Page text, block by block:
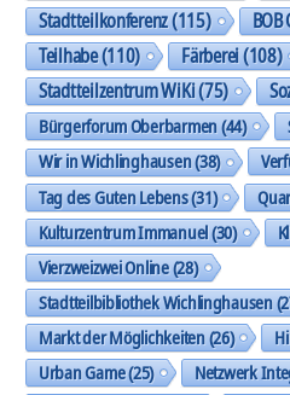
Stadtteilkonferenz(115) BOB
Teilhabe(110) Färberei(108)
Stadtteilzentrum WiKi(75)
Bürgerforum Oberbarmen(44)
Wir in Wichlinghausen(38)
Tag des Guten Lebens(31)
Kulturzentrum Immanuel(30)
Vierzweizwei Online(28)
Stadtteilbibliothek Wichlinghausen
Markt der Möglichkeiten(26)
Urban Game(25) Netzwerk